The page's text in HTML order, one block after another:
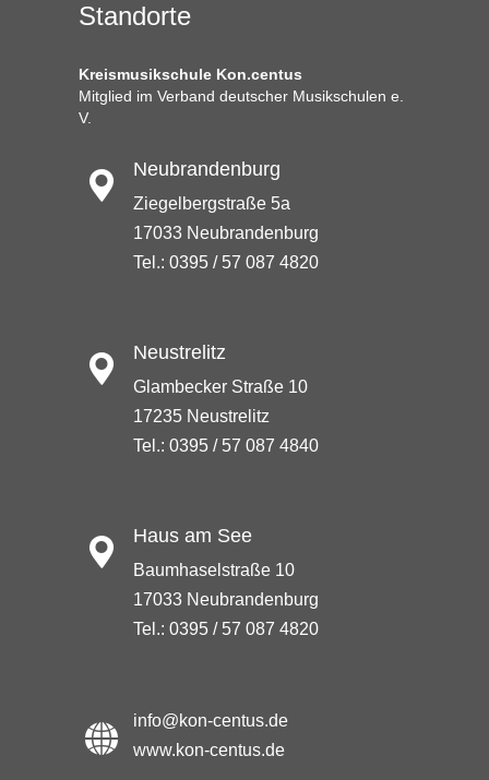
Standorte
Kreismusikschule Kon.centus
Mitglied im Verband deutscher Musikschulen e.
V.
Neubrandenburg
Ziegelbergstraße 5a
17033 Neubrandenburg
Tel.: 0395 / 57 087 4820
Neustrelitz
Glambecker Straße 10
17235 Neustrelitz
Tel.: 0395 / 57 087 4840
Haus am See
Baumhaselstraße 10
17033 Neubrandenburg
Tel.: 0395 / 57 087 4820
info@kon-centus.de
www.kon-centus.de